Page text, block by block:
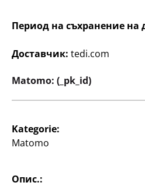
Блокче за рисуване
A3, 80 листа, по
Период на съхранение на
Доставчик: tedi.com
Matomo: (_pk_id)
Kategorie:
Matomo
Опис.: